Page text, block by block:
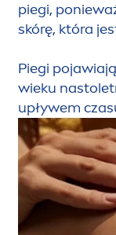
piegi,
skórę, która
Piegi
wieku
upływem